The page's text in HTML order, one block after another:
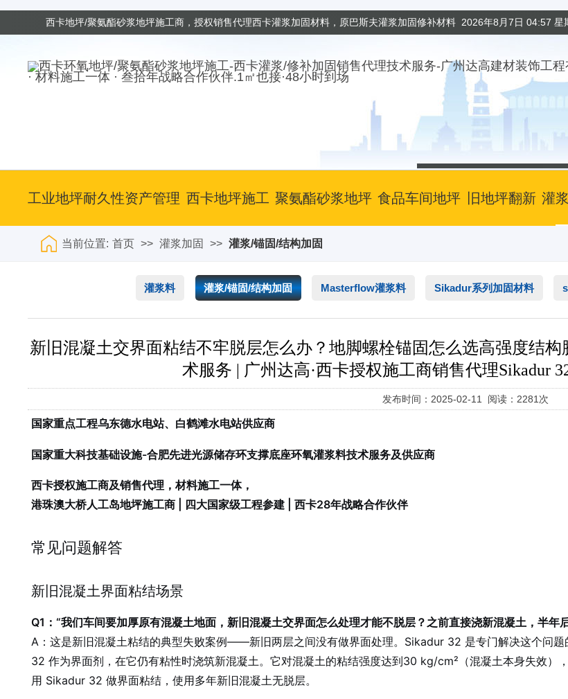
西卡地坪/聚氨酯砂浆地坪施工商，授权销售代理西卡灌浆加固材料，原巴斯夫灌浆加固修补材料 2026年8月7日 04:57 星
· 材料施工一体 · 叁拾年战略合作伙伴.1㎡也接·48小时到场
工业地坪耐久性资产管理 西卡地坪施工 聚氨酯砂浆地坪 食品车间地坪 旧地坪翻新 灌
当前位置: 首页 >> 灌浆加固 >> 灌浆/锚固/结构加固
灌浆料 灌浆/锚固/结构加固 Masterflow灌浆料 Sikadur系列加固材料
新旧混凝土交界面粘结不牢脱层怎么办？地脚螺栓锚固怎么选高强度结
术服务 | 广州达高·西卡授权施工商销售代理Sikadur
发布时间：2025-02-11 阅读：2281次
国家重点工程乌东德水电站、白鹤滩水电站供应商
国家重大科技基础设施-合肥先进光源储存环支撑底座环氧灌浆料技术服务及供应商
西卡授权施工商及销售代理，材料施工一体，
港珠澳大桥人工岛地坪施工商 | 四大国家级工程参建 | 西卡28年战略合作伙伴
常见问题解答
新旧混凝土界面粘结场景
Q1：“我们车间要加厚原有混凝土地面，新旧混凝土交界面怎么处理才能不脱层？之前直接浇新混凝土，半年
A：这是新旧混凝土粘结的典型失败案例——新旧两层之间没有做界面处理。Sikadur 32 是专门解决这个问
32 作为界面剂，在它仍有粘性时浇筑新混凝土。它对混凝土的粘结强度达到30 kg/cm²（混凝土本身失效）
用 Sikadur 32 做界面粘结，使用多年新旧混凝土无脱层。